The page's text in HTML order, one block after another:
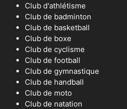
Club d'athlétisme
Club de badminton
Club de basketball
Club de boxe
Club de cyclisme
Club de football
Club de gymnastique
Club de handball
Club de moto
Club de natation